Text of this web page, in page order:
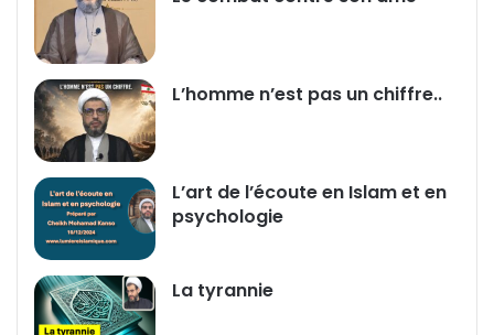
L’homme n’est pas un chiffre..
L’art de l’écoute en Islam et en
psychologie
La tyrannie